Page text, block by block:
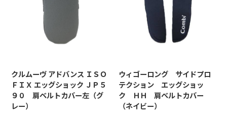
クルムーヴ アドバンス ＩＳＯ
ＦＩＸ エッグショック ＪＰ５
９０ 肩ベルトカバー左（グ
レー）
ウィゴーロング サイドプロ
テクション エッグショッ
ク ＨＨ 肩ベルトカバー
（ネイビー）